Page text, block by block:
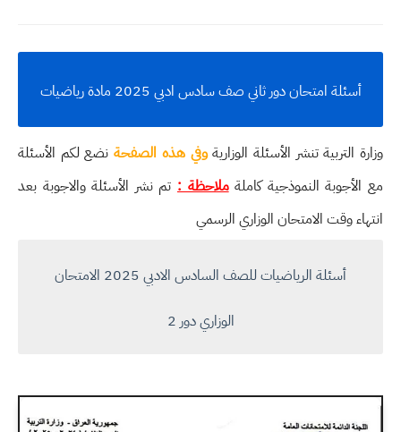
أسئلة امتحان دور ثاني صف سادس ادبي 2025 مادة رياضيات
وزارة التربية تنشر الأسئلة الوزاريةوفي هذه الصفحة نضع لكم الأسئلة
مع الأجوبة النموذجية كاملةملاحظة : تم نشر الأسئلة والاجوبة بعد
انتهاء وقت الامتحان الوزاري الرسمي
أسئلة الرياضيات للصف السادس الادبي 2025 الامتحان
الوزاري دور 2